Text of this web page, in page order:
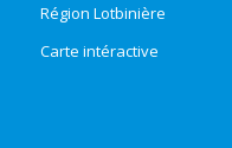
Région Lotbinière
Carte intéractive